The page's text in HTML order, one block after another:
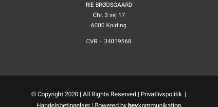
RIE BRØDSGAARD
Chr. 3 vej 17
6000 Kolding
CVR – 34019568
© Copyright 2020 | All Rights Reserved | Privatlivspolitik |